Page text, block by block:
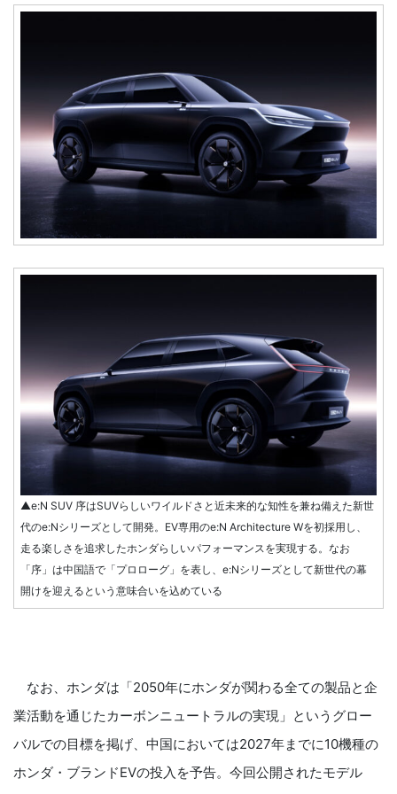
▲e:N SUV 序はSUVらしいワイルドさと近未来的な知性を兼ね備えた新世
代のe:Nシリーズとして開発。EV専用のe:N Architecture Wを初採用し、
走る楽しさを追求したホンダらしいパフォーマンスを実現する。なお
「序」は中国語で「プロローグ」を表し、e:Nシリーズとして新世代の幕
開けを迎えるという意味合いを込めている
なお、ホンダは「2050年にホンダが関わる全ての製品と企
業活動を通じたカーボンニュートラルの実現」というグロー
バルでの目標を掲げ、中国においては2027年までに10機種の
ホンダ・ブランドEVの投入を予告。今回公開されたモデル